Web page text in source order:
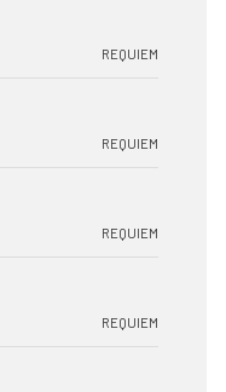
REQUIEM
REQUIEM
REQUIEM
REQUIEM